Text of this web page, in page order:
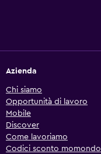
Azienda
Chi siamo
Opportunità di lavoro
Mobile
Discover
Come lavoriamo
Codici sconto momondo